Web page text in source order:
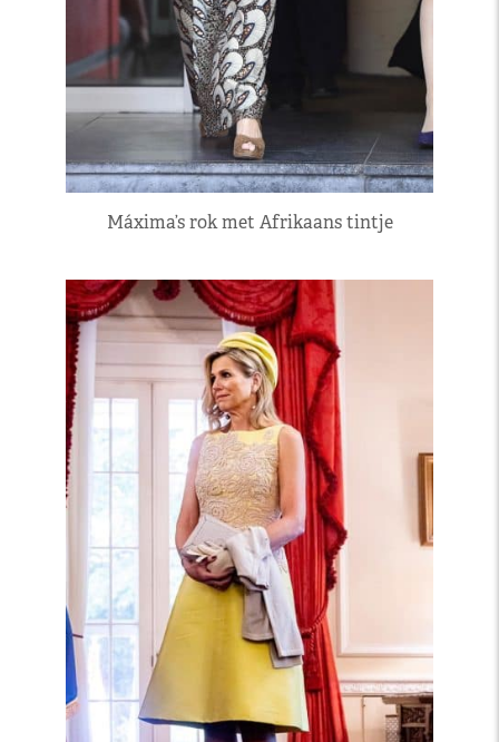
Máxima’s rok met Afrikaans tintje